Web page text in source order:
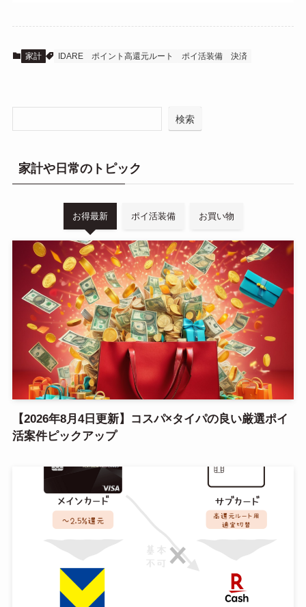
家計 IDARE ポイント高還元ルート ポイ活装備 決済
検索
家計や日常のトピック
お得最新 ポイ活装備 お買い物
【2026年8月4日更新】コスパ×タイパの良い厳選ポイ
活案件ピックアップ